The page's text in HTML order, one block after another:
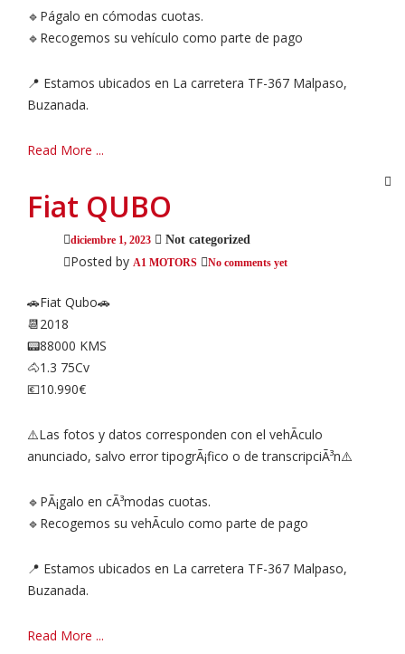
🔹Págalo en cómodas cuotas.
🔹Recogemos su vehículo como parte de pago
📍 Estamos ubicados en La carretera TF-367 Malpaso,
Buzanada.
Read More ...
Fiat QUBO
diciembre 1, 2023 Not categorized
Posted by A1 MOTORS No comments yet
🚗Fiat Qubo🚗
📆2018
📟88000 KMS
🐴1.3 75Cv
💶10.990€
⚠️Las fotos y datos corresponden con el vehÃ­culo
anunciado, salvo error tipogrÃ¡fico o de transcripciÃ³n⚠️
🔹PÃ¡galo en cÃ³modas cuotas.
🔹Recogemos su vehÃ­culo como parte de pago
📍 Estamos ubicados en La carretera TF-367 Malpaso,
Buzanada.
Read More ...